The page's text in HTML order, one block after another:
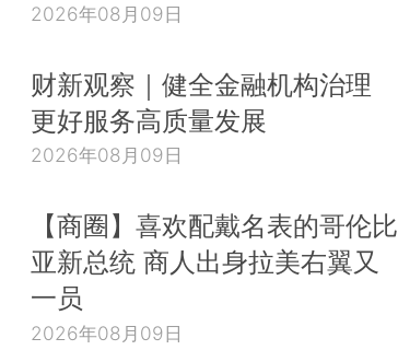
2026年08月09日
财新观察｜健全金融机构治理
更好服务高质量发展
2026年08月09日
【商圈】喜欢配戴名表的哥伦比
亚新总统 商人出身拉美右翼又
一员
2026年08月09日